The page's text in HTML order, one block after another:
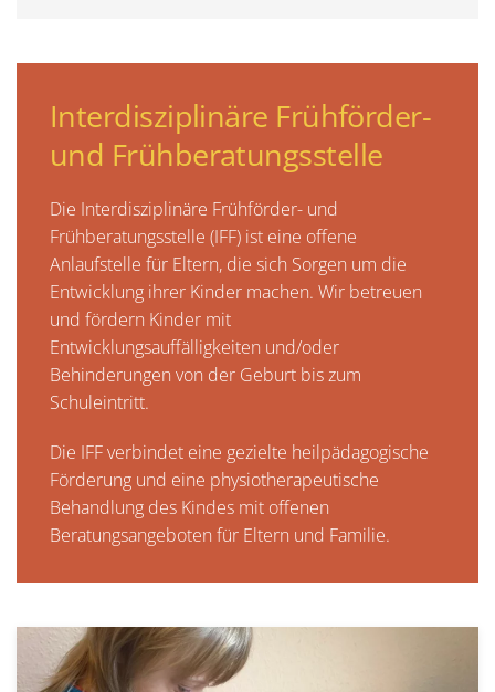
Interdisziplinäre Frühförder-
und Frühberatungsstelle
Die Interdisziplinäre Frühförder- und
Frühberatungsstelle (IFF) ist eine offene
Anlaufstelle für Eltern, die sich Sorgen um die
Entwicklung ihrer Kinder machen. Wir betreuen
und fördern Kinder mit
Entwicklungsauffälligkeiten und/oder
Behinderungen von der Geburt bis zum
Schuleintritt.
Die IFF verbindet eine gezielte heilpädagogische
Förderung und eine physiotherapeutische
Behandlung des Kindes mit offenen
Beratungsangeboten für Eltern und Familie.